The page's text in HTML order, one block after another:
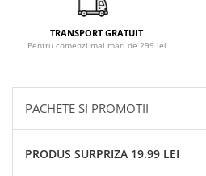
TRANSPORT GRATUIT
Pentru comenzi mai mari de 299 lei
PACHETE SI PROMOTII
PRODUS SURPRIZA 19.99 LEI